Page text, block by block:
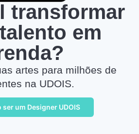
transformar
em
artes para milhões de
na UDOIS.
ser um Designer UDOIS